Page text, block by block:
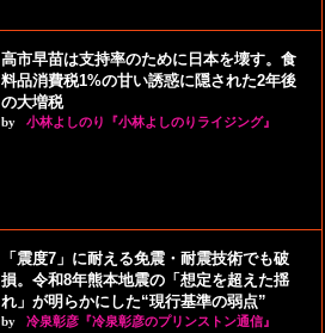
高市早苗は支持率のために日本を壊す。食
料品消費税1%の甘い誘惑に隠された2年後
の大増税
by 小林よしのり『小林よしのりライジング』
「震度7」に耐える免震・耐震技術でも破
損。令和8年熊本地震の「想定を超えた揺
れ」が明らかにした“現行基準の弱点”
by 冷泉彰彦『冷泉彰彦のプリンストン通信』